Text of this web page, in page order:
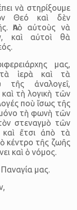
νὰ στηρίξουμε
Θεό καὶ δὲν
Ἀπὸ αὐτοὺς νὰ
καὶ αὐτοὶ θὰ
μας,
ἱερὰ καὶ τὰ
ἀναλογεῖ,
τὴ λογικὴ τῶν
ποὺ ἴσως τῆς
μόνο τὴ φωνὴ τῶν
στεναγμὸ τῶν
καὶ ἔτσι ἀπὸ τὰ
κέντρο τῆς ζωῆς
καὶ ὁ νόμος.
μας.